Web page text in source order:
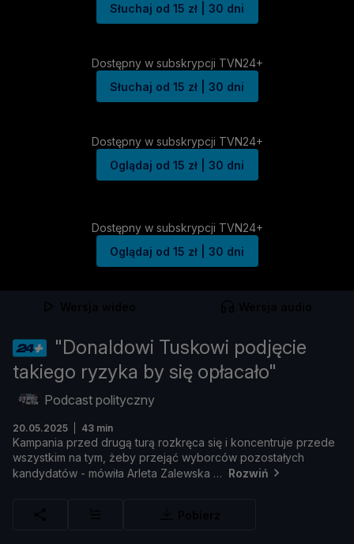
Słuchaj od 15 zł | 30 dni
Dostępny w subskrypcji TVN24+
Słuchaj od 15 zł | 30 dni
Dostępny w subskrypcji TVN24+
Oglądaj od 15 zł | 30 dni
Dostępny w subskrypcji TVN24+
Oglądaj od 15 zł | 30 dni
"Donaldowi Tuskowi podjęcie
takiego ryzyka by się opłacało"
Podcast polityczny
20.05.2025 43 min
Kampania przed drugąturą rozkręca się i koncentruje przede
wszystkim natym, żeby przejąć wyborców pozostałych
kandydatów - mówiła Arleta Zalewska Rozwiń